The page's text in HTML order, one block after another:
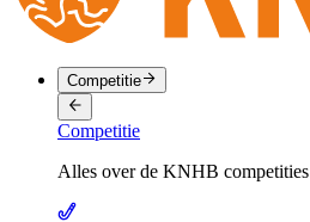
Competitie
Competitie
Alles over de KNHB competities